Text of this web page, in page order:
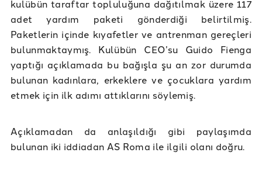
kulübün taraftar topluluğuna dağıtılmak üzere 117
adet yardım paketi gönderdiği belirtilmiş.
Paketlerin içinde kıyafetler ve antrenman gereçleri
bulunmaktaymış. Kulübün CEO’su Guido Fienga
yaptığı açıklamada bu bağışla şu an zor durumda
bulunan kadınlara, erkeklere ve çocuklara yardım
etmek için ilk adımı attıklarını söylemiş.
Açıklamadan da anlaşıldığı gibi paylaşımda
bulunan iki iddiadan AS Roma ile ilgili olanı doğru.